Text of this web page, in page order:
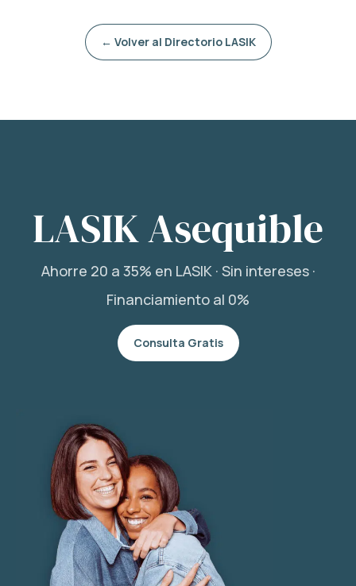
← Volver al Directorio LASIK
LASIK Asequible
Ahorre 20 a 35% en LASIK · Sin intereses ·
Financiamiento al 0%
Consulta Gratis